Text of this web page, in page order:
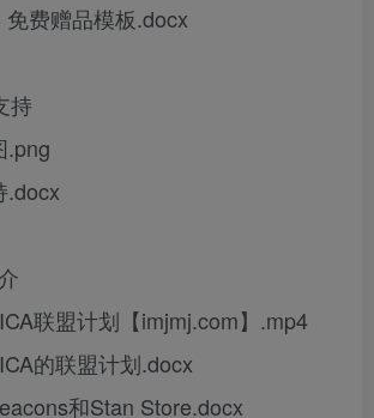
品模板.docx
持
盟计划【imjmj.com】.mp4
的联盟计划.docx
和Stan Store.docx